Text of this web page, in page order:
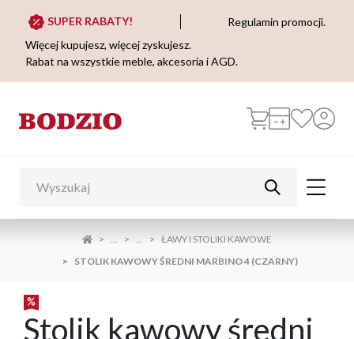
SUPER RABATY!
Regulamin promocji.
Więcej kupujesz, więcej zyskujesz.
Rabat na wszystkie meble, akcesoria i AGD.
... ...
ŁAWY I STOLIKI KAWOWE
STOLIK KAWOWY ŚREDNI MARBINO 4 (CZARNY)
Stolik kawowy średni